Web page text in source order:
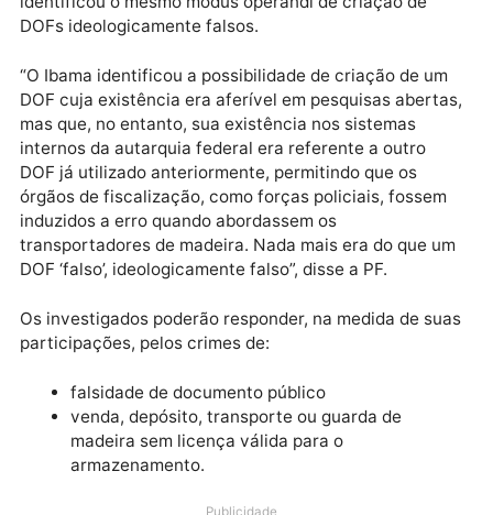
No dia da apreensão o caminhão que transportava a
madeira com o DOF falsificado tentava enviar
de madeira ilegal para MG.
Depois o Instituto Brasileiro do Meio Ambiente e dos
Recursos Naturais Renováveis (Ibama), também
identificou o mesmo modus operandi de criação de
DOFs ideologicamente falsos.
“O Ibama identificou a possibilidade de criação de
DOF cuja existência era aferível em pesquisas
mas que, no entanto, sua existência nos sistemas
DOF já utilizado anteriormente, permitindo que os
órgãos de fiscalização, como forças policiais,
induzidos a erro quando abordassem os
transportadores de madeira. Nada mais era do que
DOF ‘falso’, ideologicamente falso”, disse a PF.